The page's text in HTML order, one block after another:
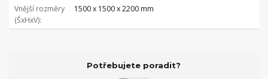
Vnější rozměry
(ŠxHxV)
1500 x 1500 x 2200 mm
Potřebujete poradit?